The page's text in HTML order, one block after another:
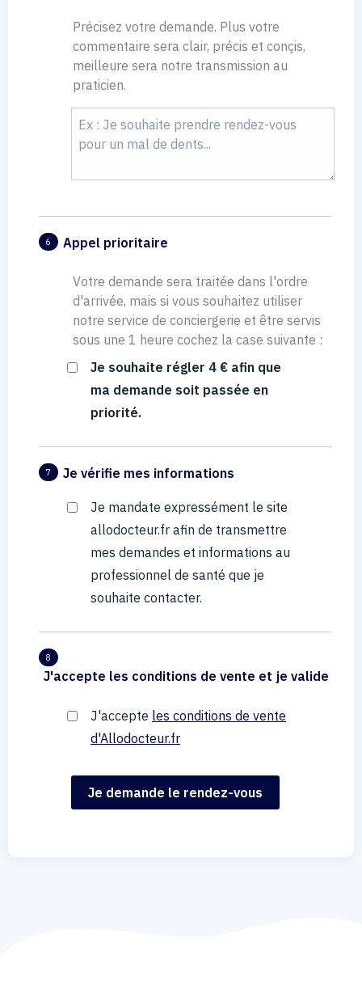
Précisez votre demande. Plus votre
commentaire sera clair, précis et conçis,
meilleure sera notre transmission au
praticien.
6 Appel prioritaire
Votre demande sera traitée dans l'ordre
d'arrivée, mais si vous souhaitez utiliser
notre service de conciergerie et être servis
sous une 1 heure cochez la case suivante :
Je souhaite régler 4 € afin que
ma demande soit passée en
priorité.
7 Je vérifie mes informations
Je mandate expressément le site
allodocteur.fr afin de transmettre
mes demandes et informations au
professionnel de santé que je
souhaite contacter.
8
J'accepte les conditions de vente et je valide
J'accepte les conditions de vente
d'Allodocteur.fr